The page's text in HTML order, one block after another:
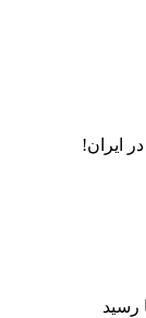
ایران!
رسید